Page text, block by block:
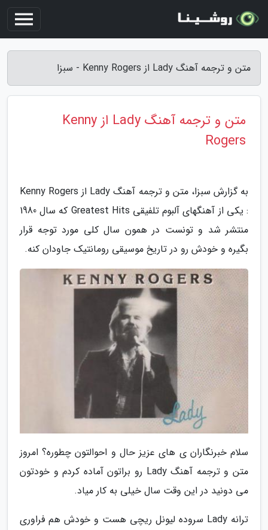
متن و ترجمه آهنگ Lady از Kenny Rogers - سبزا
متن و ترجمه آهنگ Lady از Kenny
Rogers
به گزارش سبزا، متن و ترجمه آهنگ Lady از Kenny Rogers
: یکی از آهنگهای آلبوم تلفیقی Greatest Hits که سال 1980
منتشر شد و تونست در همون سال کلی مورد توجه قرار
بگیره و خودش رو در تاریخ موسیقی رومانتیک جاودان کنه.
سلام خبرنگاران ی های عزیز حال و احوالتون چطوره؟ امروز
متن و ترجمه آهنگ Lady رو براتون آماده کردم و خودتون
می دونید در این وقت سال خیلی به کار میاد.
ترانه Lady سروده لیونل ریچی هست و خودش هم فراوری